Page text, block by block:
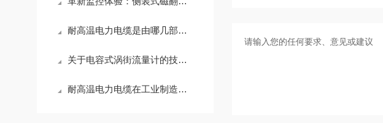
耐高温电力电缆是由哪几部分组成的呢？
关于电容式涡街流量计的技术特点，你了解多少?
耐高温电力电缆在工业制造领域中的作用